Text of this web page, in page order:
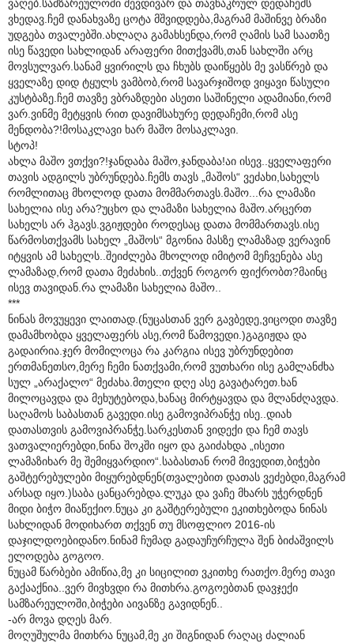
ვაღებ.სამზარეულოში შევდივარ და თავწაკრულ დედაჩემს
ვხედავ.ჩემ დანახვაზე ცოტა მშვიდდება,მაგრამ მაშინვე ბრაზი
უდგება თვალებში.ახლაღა გამახსენდა,რომ ღამის სამ საათზე
ისე წავედი სახლიდან არაფერი მითქვამს,თან სახლში არც
მოვსულვარ.სანამ ყვირილს და ჩხუბს დაიწყებს მე ვასწრებ და
ყველაზე დიდ ტყულს ვამბობ,რომ სავარჯიშოდ ვიყავი წასული
კუსტბაზე.ჩემ თავზე ვბრაზდები ასეთი საშინელი ადამიანი,რომ
ვარ.ვინმე მეტყვის რით დავიმსახურე დედაჩემი,რომ ასე
მენდობა?!მოსაკლავი ხარ მაშო მოსაკლავი.
სტოპ!
ახლა მაშო ვთქვი?!ჯანდაბა მაშო,ჯანდაბა!აი ისევ..ყველაფერი
თავის ადგილს უბრუნდება.ჩემს თავს „მაშოს“ ვეძახი,სახელს
რომლითაც მხოლოდ დათა მომმართავს.მაშო...რა ლამაზი
სახელია ისე არა?უცხო და ლამაზი სახელია მაშო.არცერთ
სახელს არ ჰგავს.ვგიჟდები როდესაც დათა მომმართავს.ისე
წარმოსთქვამს სახელ „მაშოს“ მგონია მასზე ლამაზად ვერავინ
იტყვის ამ სახელს..შეიძლება მხოლოდ იმიტომ მეჩვენება ასე
ლამაზად,რომ დათა მეძახის..თქვენ როგორ ფიქრობთ?მაინც
ისევ თავიდან.რა ლამაზი სახელია მაშო..
***
ნინას მოვუყევი ლაითად.(ნუცასთან ვერ გავბედე,ვიცოდი თავზე
დამამხობდა ყველაფერს ასე,რომ წამოვედი.)გაგიჟდა და
გადაირია.ჯერ მომილოცა რა კარგია ისევ უბრუნდებით
ერთმანეთსო,მერე ჩემი ნათქვამი,რომ ვუთხარი ისე გამლანძხა
სულ „არაქალო“ მეძახა.მთელი დღე ასე გავატარეთ.ხან
მილოცავდა და მეხუტებოდა,ხანაც მირტყავდა და მლანძღავდა.
საღამოს საბასთან გავედი.ისე გამოვიპრანჭე ისე..დიახ
დათასთვის გამოვიპრანჭე.სარკესთან ვიდექი და ჩემ თავს
ვათვალიერებდი,ნინა შოკში იყო და გაიძახდა „ისეთი
ლამაზიხარ მე შემიყვარდიო“.საბასთან რომ მივედით,ბიჭები
გაშტერებულები მიყურებდნენ(თვალებით დათას ვეძებდი,მაგრამ
არსად იყო.)საბა ცანცარებდა.ლუკა და ვაჩე მხარს უჭერდნენ
მიდი ბიჭო მიაწექიო.ნუცა კი გაშტერებული ეკითხებოდა ნინას
სახლიდან მოდიხართ თქვენ თუ მსოფლიო 2016-ის
დაჯილდოებიდანო.ნინამ ჩუმად გადაუჩურჩულა შენ ბიძაშვილს
ელოდება გოგოო.
ნუცამ წარბები ამიწია,მე კი სიცილით ვკითხე რათქო.მერე თავი
გაქააქნია..ვერ მივხვდი რა მითხრა.გოგოებთან დავჯექი
სამზარეულოში,ბიჭები აივანზე გავიდნენ..
-არ მოვა დღეს მარ.
მოღუშულმა მითხრა ნუცამ,მე კი შიგნიდან რაღაც ძალიან